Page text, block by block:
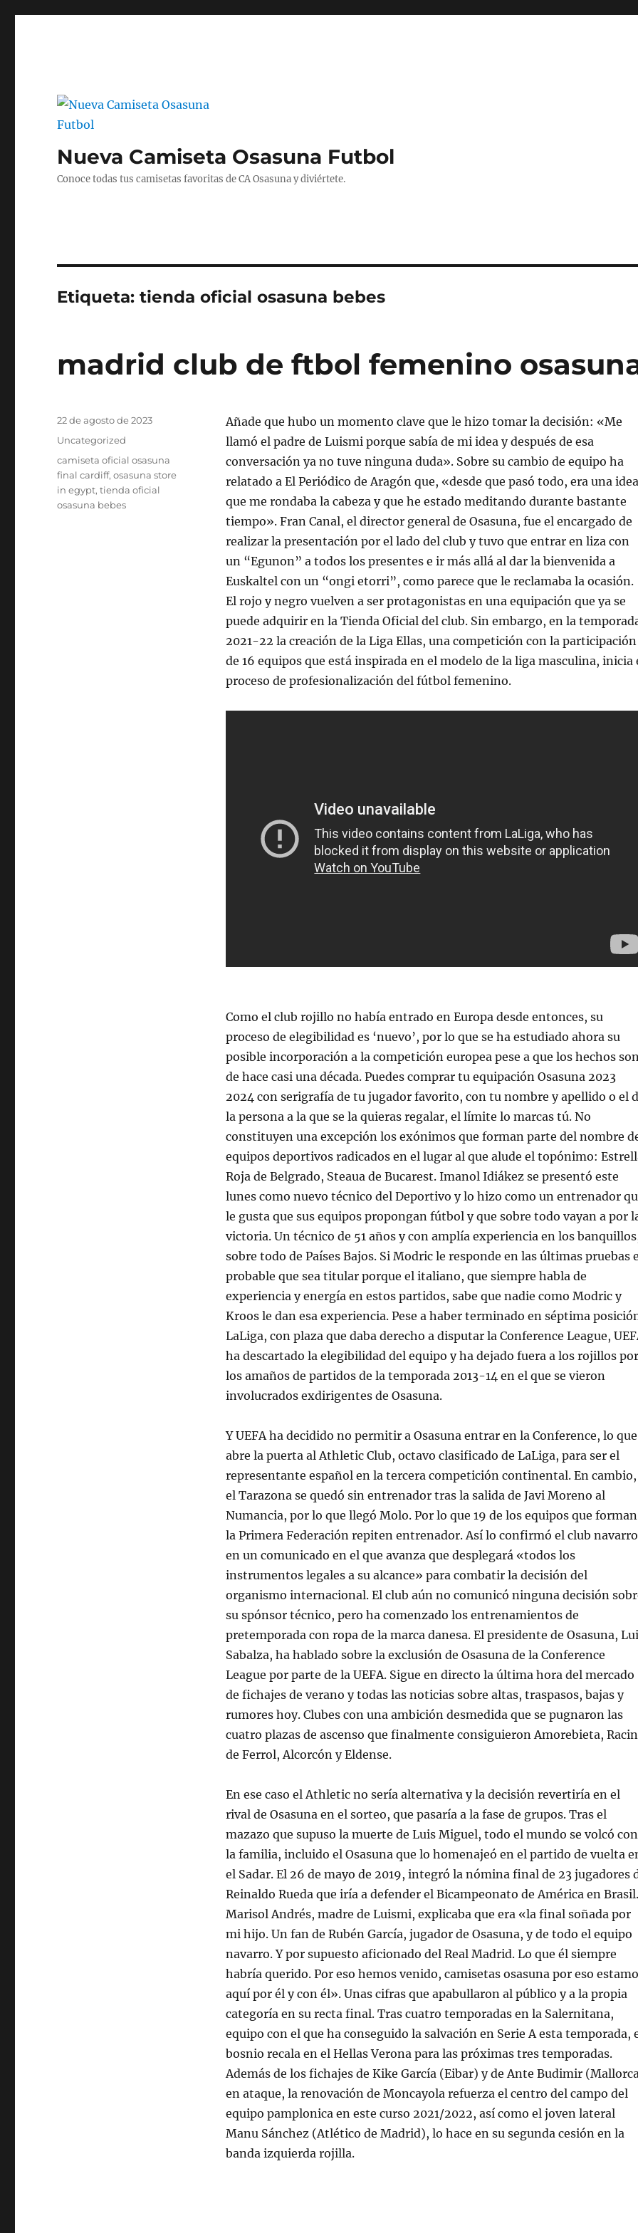
Nueva Camiseta Osasuna Futbol
Conoce todas tus camisetas favoritas de CA Osasuna y diviértete.
Etiqueta:tienda oficial osasuna bebes
madrid club de ftbol femenino
Añade que hubo un momento clave que le hizo tomar la decisión: «Me
llamó el padre de Luismi porque sabía de mi idea y después de esa
conversación ya no tuve ninguna duda». Sobre su cambio de equipo ha
relatado a El Periódico de Aragón que, «desde que pasó todo, era una idea
que me rondaba la cabeza y que he estado meditando durante bastante
tiempo». Fran Canal, el director general de Osasuna, fue el encargado de
realizar la presentación por el lado del club y tuvo que entrar en liza con
un “Egunon” a todos los presentes e ir más allá al dar la bienvenida a
Euskaltel con un “ongi etorri”, como parece que le reclamaba la ocasión.
El rojo y negro vuelven a ser protagonistas en una equipación que ya se
puede adquirir en la Tienda Oficial del club. Sin embargo, en la
2021-22 la creación de la Liga Ellas, una competición con la participación
de 16 equipos que está inspirada en el modelo de la liga masculina, inicia
proceso de profesionalización del fútbol femenino.
Como el club rojillo no había entrado en Europa desde entonces, su
proceso de elegibilidad es ‘nuevo’, por lo que se ha estudiado ahora su
posible incorporación a la competición europea pese a que los hechos
de hace casi una década. Puedes comprar tu equipación Osasuna 2023
2024 con serigrafía de tu jugador favorito, con tu nombre y apellido o el
la persona a la que se la quieras regalar, el límite lo marcas tú. No
constituyen una excepción los exónimos que forman parte del nombre
equipos deportivos radicados en el lugar al que alude el topónimo:
Roja de Belgrado, Steaua de Bucarest. Imanol Idiákez se presentó este
lunes como nuevo técnico del Deportivo y lo hizo como un entrenador
le gusta que sus equipos propongan fútbol y que sobre todo vayan a por
victoria. Un técnico de 51 años y con amplía experiencia en los
sobre todo de Países Bajos. Si Modric le responde en las últimas pruebas
probable que sea titular porque el italiano, que siempre habla de
experiencia y energía en estos partidos, sabe que nadie como Modric y
Kroos le dan esa experiencia. Pese a haber terminado en séptima
LaLiga, con plaza que daba derecho a disputar la Conference League,
ha descartado la elegibilidad del equipo y ha dejado fuera a los rojillos por
los amaños de partidos de la temporada 2013-14 en el que se vieron
involucrados exdirigentes de Osasuna.
Y UEFA ha decidido no permitir a Osasuna entrar en la Conference, lo que
abre la puerta al Athletic Club, octavo clasificado de LaLiga, para ser el
representante español en la tercera competición continental. En cambio,
el Tarazona se quedó sin entrenador tras la salida de Javi Moreno al
Numancia, por lo que llegó Molo. Por lo que 19 de los equipos que forman
la Primera Federación repiten entrenador. Así lo confirmó el club navarro
en un comunicado en el que avanza que desplegará «todos los
instrumentos legales a su alcance» para combatir la decisión del
organismo internacional. El club aún no comunicó ninguna decisión
su spónsor técnico, pero ha comenzado los entrenamientos de
pretemporada con ropa de la marca danesa. El presidente de Osasuna,
Sabalza, ha hablado sobre la exclusión de Osasuna de la Conference
League por parte de la UEFA. Sigue en directo la última hora del mercado
de fichajes de verano y todas las noticias sobre altas, traspasos, bajas y
rumores hoy. Clubes con una ambición desmedida que se pugnaron las
cuatro plazas de ascenso que finalmente consiguieron Amorebieta,
de Ferrol, Alcorcón y Eldense.
En ese caso el Athletic no sería alternativa y la decisión revertiría en el
rival de Osasuna en el sorteo, que pasaría a la fase de grupos. Tras el
mazazo que supuso la muerte de Luis Miguel, todo el mundo se volcó con
la familia, incluido el Osasuna que lo homenajeó en el partido de vuelta
el Sadar. El 26 de mayo de 2019, integró la nómina final de 23 jugadores
Reinaldo Rueda que iría a defender el Bicampeonato de América en Brasil.
Marisol Andrés, madre de Luismi, explicaba que era «la final soñada por
mi hijo. Un fan de Rubén García, jugador de Osasuna, y de todo el equipo
navarro. Y por supuesto aficionado del Real Madrid. Lo que él siempre
habría querido. Por eso hemos venido, camisetas osasuna por eso
aquí por él y con él». Unas cifras que apabullaron al público y a la propia
categoría en su recta final. Tras cuatro temporadas en la Salernitana,
equipo con el que ha conseguido la salvación en Serie A esta temporada,
bosnio recala en el Hellas Verona para las próximas tres temporadas.
Además de los fichajes de Kike García (Eibar) y de Ante Budimir
en ataque, la renovación de Moncayola refuerza el centro del campo del
equipo pamplonica en este curso 2021/2022, así como el joven lateral
Manu Sánchez (Atlético de Madrid), lo hace en su segunda cesión en la
banda izquierda rojilla.
Publicado
22 de agosto de 2023
Categorías
Uncategorized
Etiquetas
camiseta oficial osasuna
final cardiff,osasuna store
in egypt,tienda oficial
osasuna bebes